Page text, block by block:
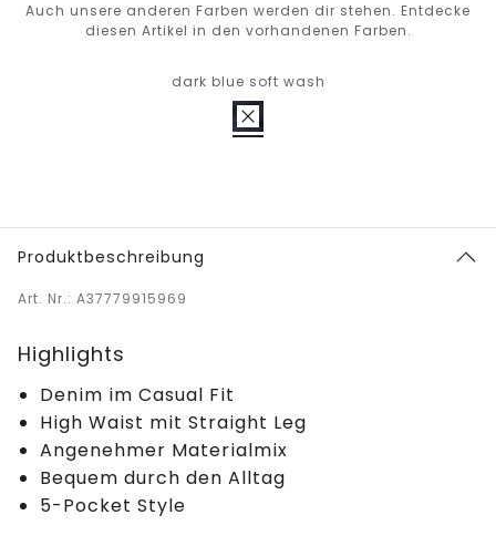
Auch unsere anderen Farben werden dir stehen. Entdecke
diesen Artikel in den vorhandenen Farben.
dark blue soft wash
Produktbeschreibung
Art. Nr.: A37779915969
Highlights
Denim im Casual Fit
High Waist mit Straight Leg
Angenehmer Materialmix
Bequem durch den Alltag
5-Pocket Style